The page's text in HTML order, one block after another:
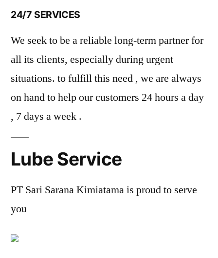
24/7 SERVICES
We seek to be a reliable long-term partner for
all its clients, especially during urgent
situations. to fulfill this need , we are always
on hand to help our customers 24 hours a day
, 7 days a week .
Lube Service
PT Sari Sarana Kimiatama is proud to serve
you